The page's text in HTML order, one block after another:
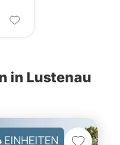
in Lustenau
EINHEITEN